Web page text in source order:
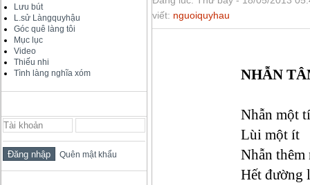
Lưu bút
L.sử Làngquyhậu
Góc quê làng tôi
Mục lục
Video
Thiếu nhi
Tình làng nghĩa xóm
Quên mật khẩu
viết: nguoiquyhau
NHẪN
Nhẫn một tí
Lùi một ít
Nhẫn thêm
Hết đường